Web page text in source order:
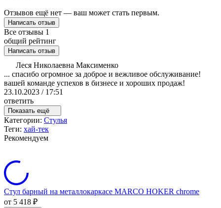
Отзывов ещё нет — ваш может стать первым.
Написать отзыв
Все отзывы 1
общий рейтинг
Написать отзыв
Леся Николаевна Максименко
... спасибо огромное за доброе и вежливое обслуживание!
вашей команде успехов в бизнесе и хороших продаж!
23.10.2023 / 17:51
ответить
Показать ещё
Категории: Стулья
Теги: хай-тек
Рекомендуем
Стул барный на металлокаркасе MARCO HOKER chrome
от 5 418 ₽